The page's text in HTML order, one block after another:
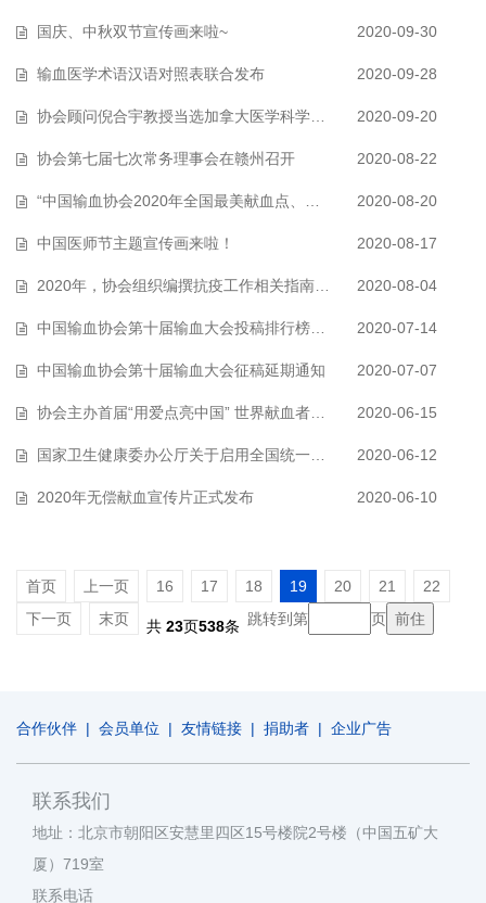
国庆、中秋双节宣传画来啦~ 2020-09-30
输血医学术语汉语对照表联合发布 2020-09-28
协会顾问倪合宇教授当选加拿大医学科学院院士 2020-09-20
协会第七届七次常务理事会在赣州召开 2020-08-22
“中国输血协会2020年全国最美献血点、最智献血点”推荐活动展示 2020-08-20
中国医师节主题宣传画来啦！ 2020-08-17
2020年，协会组织编撰抗疫工作相关指南（合集） 2020-08-04
中国输血协会第十届输血大会投稿排行榜（截至7月13日） 2020-07-14
中国输血协会第十届输血大会征稿延期通知 2020-07-07
协会主办首届“用爱点亮中国” 世界献血者日灯光秀直播活动！ 2020-06-15
国家卫生健康委办公厅关于启用全国统一电子无偿献血证的通知 2020-06-12
2020年无偿献血宣传片正式发布 2020-06-10
首页 上一页 16 17 18 19 20 21
22
下一页
末页 共 23页538条 跳转到第 页
合作伙伴 | 会员单位 | 友情链接 | 捐助者 | 企业广告
联系我们
地址：北京市朝阳区安慧里四区15号楼院2号楼（中国五矿大
厦）719室
联系电话